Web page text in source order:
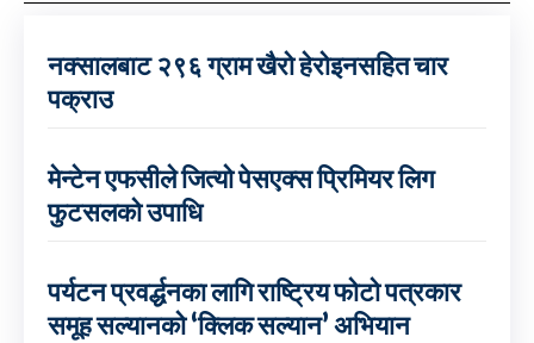
नक्सालबाट २९६ ग्राम खैरो हेरोइनसहित चार
पक्राउ
मेन्टेन एफसीले जित्यो पेसएक्स प्रिमियर लिग
फुटसलको उपाधि
पर्यटन प्रवर्द्धनका लागि राष्ट्रिय फोटो पत्रकार
समूह सल्यानको ‘क्लिक सल्यान’ अभियान